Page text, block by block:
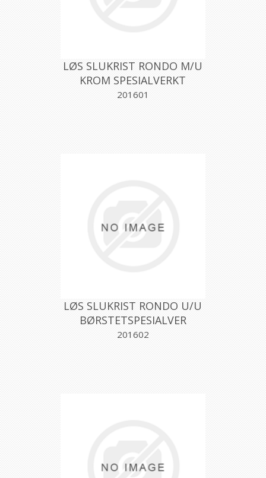
LØS SLUKRIST RONDO M/U
KROM SPESIALVERKT
201601
LØS SLUKRIST RONDO U/U
BØRSTETSPESIALVER
201602